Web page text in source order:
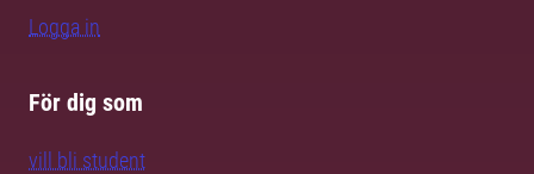
Logga in
För dig som
vill bli student